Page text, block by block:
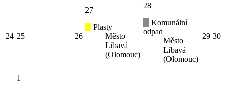
24 25 26
27
Plasty
Město
Libavá
(Olomouc)
28
Komunální
odpad
Město
Libavá
(Olomouc)
29 30
1